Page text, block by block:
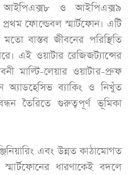
ও আইপিএক্স৯
প্রথম ফোল্ডেবল স্মার্টফোন। এটি
বাস্তব জীবনের পরিস্থিতি
এই ওয়াটার রেজিজট্যান্সের
মাল্টি-লেয়ার ওয়াটার-প্রুফ
অ্যাডহেসিভ ব্যাকিং ও নিখুঁত
তৈরিতে গুরুত্বপূর্ণ ভূমিকা
এবং উন্নত কাঠামোগত
ধারণাকেই বদলে